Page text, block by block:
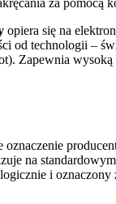
opiera się na
od technologii –
Zapewnia
na
i oznaczony